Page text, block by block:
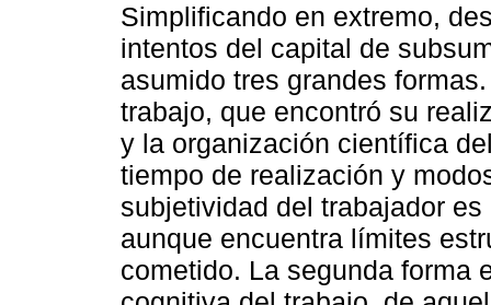
Simplificando en extremo,
intentos del capital de
asumido tres grandes
trabajo, que encontró su
y la organización científica
tiempo de realización y
subjetividad del trabajador
aunque encuentra límites
cometido. La segunda forma